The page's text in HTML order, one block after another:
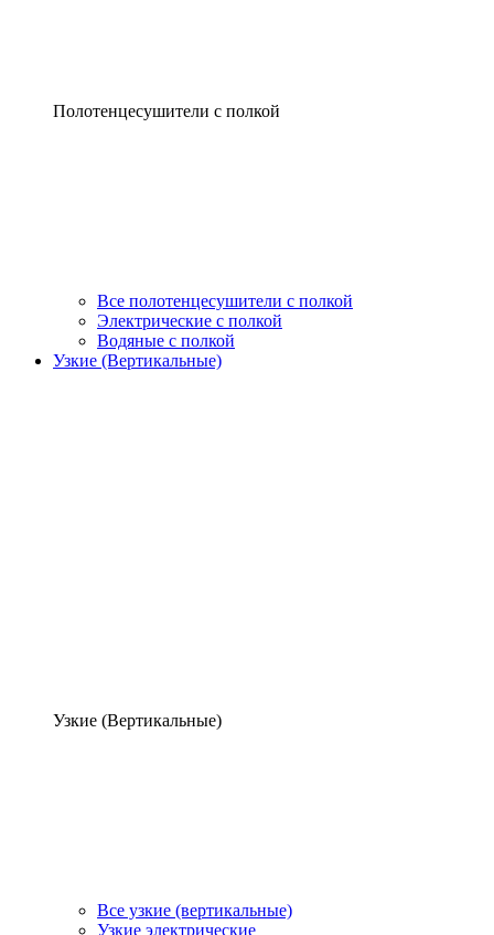
Полотенцесушители с полкой
Все полотенцесушители с полкой
Электрические с полкой
Водяные с полкой
Узкие (Вертикальные)
Узкие (Вертикальные)
Все узкие (вертикальные)
Узкие электрические